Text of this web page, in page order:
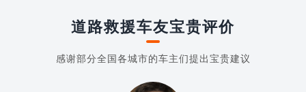
道路救援车友宝贵评价
感谢部分全国各城市的车主们提出宝贵建议